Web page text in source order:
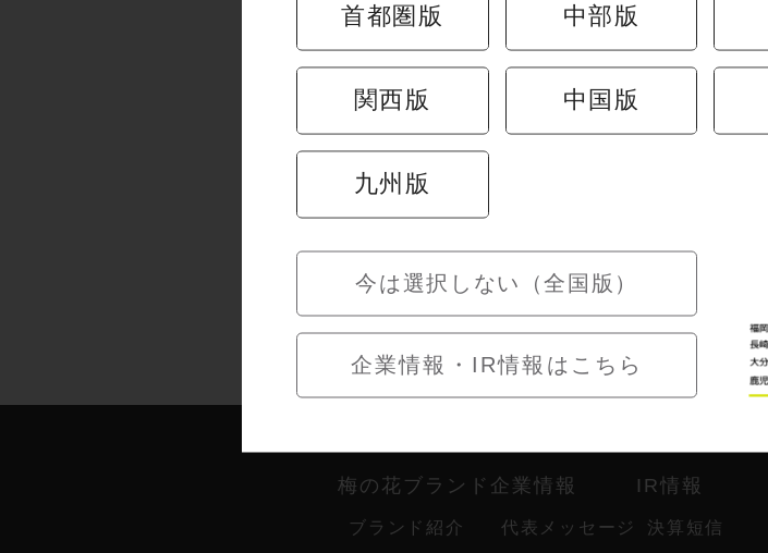
首都圏版 中部版
関西版 中国版
九州版
今は選択しない（全国版）
企業情報・IR情報はこちら
その他店舗を探す
梅の花ブランド
ブランド紹介
企業情報
代表メッセージ
IR情報
決算短信